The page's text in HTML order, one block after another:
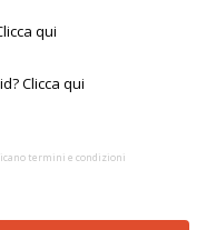
qui
Clicca qui
termini e condizioni